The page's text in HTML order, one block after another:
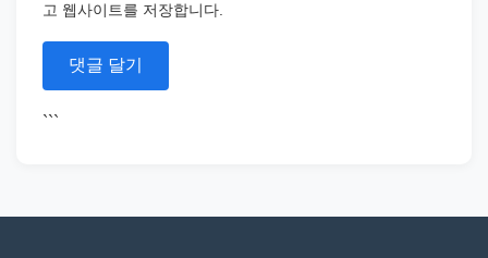
고 웹사이트를 저장합니다.
```